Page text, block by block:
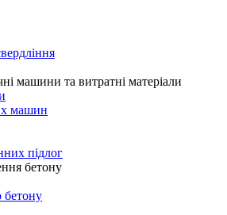
машини та витратні матеріали
машин
підлог
бетону
бетону